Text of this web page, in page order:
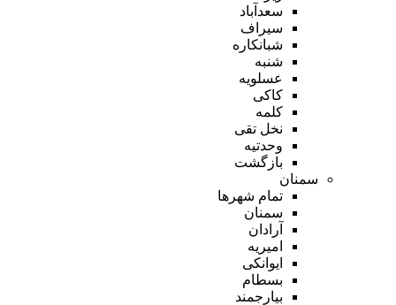
سعدآباد
سیراف
شبانکاره
شنبه
عسلویه
کاکی
کلمه
نخل تقی
وحدتیه
بازگشت
سمنان
تمام شهر‌ها
سمنان
آرادان
امیریه
ایوانکی
بسطام
بیارجمند